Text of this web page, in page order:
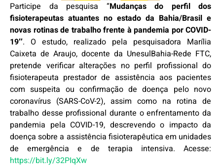
Participe da pesquisa “Mudanças do perfil dos
fisioterapeutas atuantes no estado da Bahia/Brasil e
novas rotinas de trabalho frente à pandemia por COVID-
19″. O estudo, realizado pela pesquisadora Marília
Caixeta de Araujo, docente da UnesulBahia-Rede FTC,
pretende verificar alterações no perfil profissional do
fisioterapeuta prestador de assistência aos pacientes
com suspeita ou confirmação de doença pelo novo
coronavírus (SARS-CoV-2), assim como na rotina de
trabalho desse profissional durante o enfrentamento da
pandemia pela COVID-19, descrevendo o impacto da
doença sobre a assistência fisioterapêutica em unidades
de emergência e de terapia intensiva. Acesse:
https://bit.ly/32PIqXw